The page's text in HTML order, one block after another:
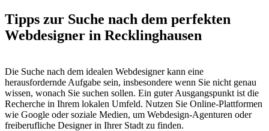
Tipps zur Suche nach dem perfekten
Webdesigner in Recklinghausen
Die Suche nach dem idealen Webdesigner kann eine
herausfordernde Aufgabe sein, insbesondere wenn Sie nicht genau
wissen, wonach Sie suchen sollen. Ein guter Ausgangspunkt ist die
Recherche in Ihrem lokalen Umfeld. Nutzen Sie Online-Plattformen
wie Google oder soziale Medien, um Webdesign-Agenturen oder
freiberufliche Designer in Ihrer Stadt zu finden.